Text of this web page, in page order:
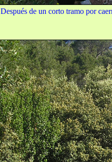
Después de un corto tramo por